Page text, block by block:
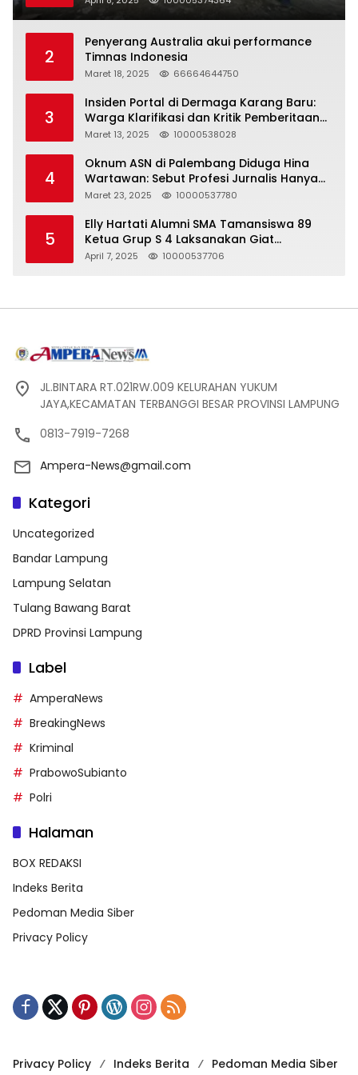
2
Penyerang Australia akui performance
Timnas Indonesia
Maret 18, 2025 66664644750
3
Insiden Portal di Dermaga Karang Baru:
Warga Klarifikasi dan Kritik Pemberitaan
yang Tidak Akurat
Maret 13, 2025 10000538028
4
Oknum ASN di Palembang Diduga Hina
Wartawan: Sebut Profesi Jurnalis Hanya
Seharga 2 Liter Bensin, Berujung Dugaan
Maret 23, 2025 10000537780
5
Elly Hartati Alumni SMA Tamansiswa 89
Ketua Grup S 4 Laksanakan Giat
Silaturahmi
April 7, 2025 10000537706
JL.BINTARA RT.021RW.009 KELURAHAN YUKUM
JAYA,KECAMATAN TERBANGGI BESAR PROVINSI LAMPUNG
0813-7919-7268
Ampera-News@gmail.com
Kategori
Uncategorized
Bandar Lampung
Lampung Selatan
Tulang Bawang Barat
DPRD Provinsi Lampung
Label
AmperaNews
BreakingNews
Kriminal
PrabowoSubianto
Polri
Halaman
BOX REDAKSI
Indeks Berita
Pedoman Media Siber
Privacy Policy
Privacy Policy Indeks Berita Pedoman Media Siber